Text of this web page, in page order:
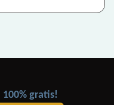
gratis!